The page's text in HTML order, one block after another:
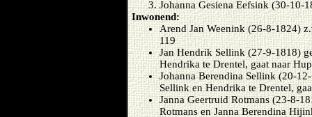
Johanna Gesiena Eefsink (30-10-
Inwonend:
Arend Jan Weenink (26-8-1824)
119
Jan Hendrik Sellink (27-9-1818)
Hendrika te Drentel, gaat naar
Johanna Berendina Sellink (20-
Sellink en Hendrika te Drentel,
Janna Geertruid Rotmans (23-8-
Rotmans en Janna Berendina